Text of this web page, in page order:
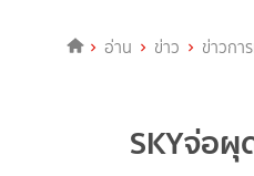
อ่าน ข่าว ข่าวกา
SKYจ่อ